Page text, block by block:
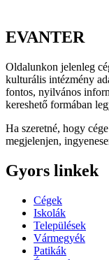
EVANTER
Oldalunkon jelenleg
kulturális intézmény
fontos, nyilvános
kereshető formában
Ha szeretné, hogy
megjelenjen,
Gyors linkek
Cégek
Iskolák
Települések
Vármegyék
Patikák